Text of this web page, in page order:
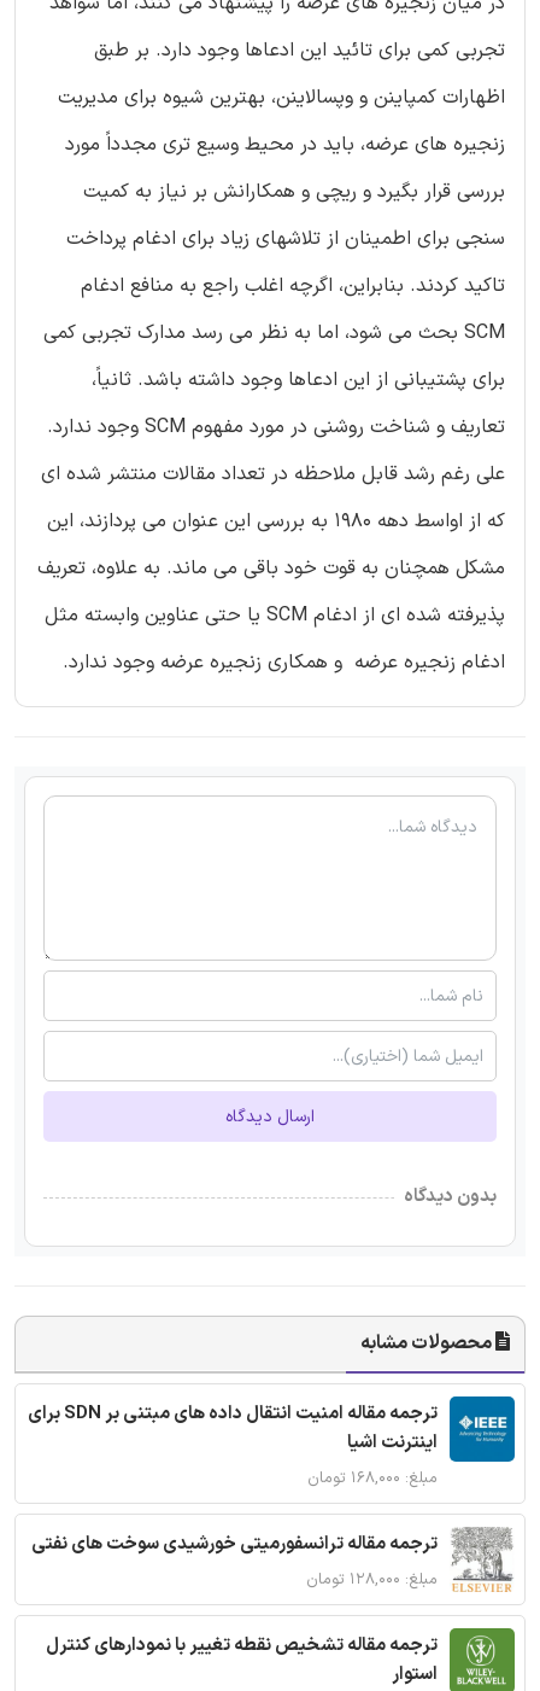
تجربی کمی برای تائید این ادعاها وجود دارد. بر طبق
اظهارات کمپاینن و وپسالاینن، بهترین شیوه برای مدیریت
زنجیره های عرضه، باید در محیط وسیع تری مجدداً مورد
بررسی قرار بگیرد و ریچی و همکارانش بر نیاز به کمیت
سنجی برای اطمینان از تلاشهای زیاد برای ادغام پرداخت
تاکید کردند. بنابراین، اگرچه اغلب راجع به منافع ادغام
SCM بحث می شود، اما به نظر می رسد مدارک تجربی کمی
برای پشتیبانی از این ادعاها وجود داشته باشد. ثانیاً،
تعاریف و شناخت روشنی در مورد مفهوم SCM وجود ندارد.
علی رغم رشد قابل ملاحظه در تعداد مقالات منتشر شده ای
که از اواسط دهه ۱۹۸۰ به بررسی این عنوان می پردازند، این
مشکل همچنان به قوت خود باقی می ماند. به علاوه، تعریف
پذیرفته شده ای از ادغام SCM یا حتی عناوین وابسته مثل
ادغام زنجیره عرضه و همکاری زنجیره عرضه وجود ندارد.
ارسال دیدگاه
بدون دیدگاه
محصولات مشابه
ترجمه مقاله امنیت انتقال داده های مبتنی بر SDN برای
اینترنت اشیا
مبلغ: ۱۶۸,۰۰۰ تومان
ترجمه مقاله ترانسفورمیتی خورشیدی سوخت های نفتی
مبلغ: ۱۲۸,۰۰۰ تومان
ترجمه مقاله تشخیص نقطه تغییر با نمودارهای کنترل
استوار